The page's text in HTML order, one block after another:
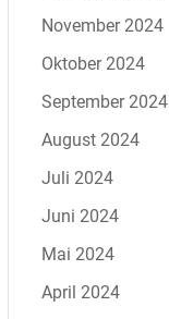
November 2024
Oktober 2024
September 2024
August 2024
Juli 2024
Juni 2024
Mai 2024
April 2024